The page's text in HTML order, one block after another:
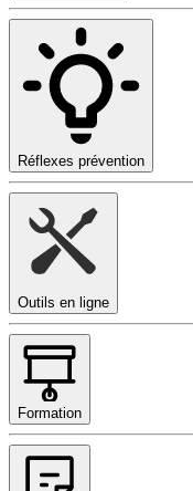
Réflexes prévention
Outils en ligne
Formation